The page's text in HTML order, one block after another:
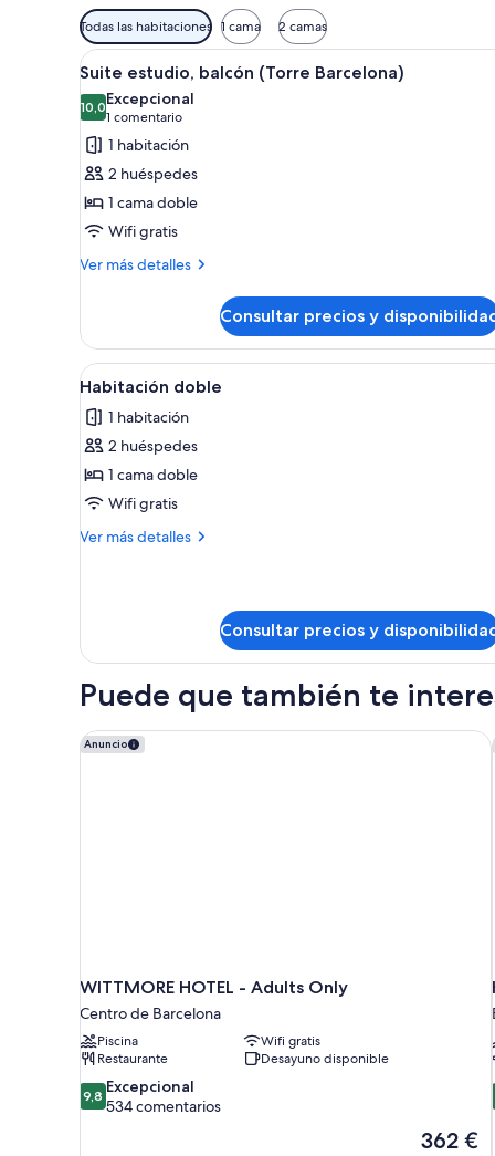
Filtros
disponibles
para
las
habitaciones
Todas las habitaciones 1 cama 2 camas
Abrir
todas
las
fotos
de
Suite
estudio,
balcón
(Torre
Suite estudio, balcón (Torre
5
Suite estudio, balcón (Torre Barcelona)
10,010,0 de 10
Excepcional
1 comentario
(1 comentario)
1 habitación
2 huéspedes
1 cama doble
Wifi gratis
Ver más detalles
Más
estudio,
balcón
(Torre
Consultar precios y
Abrir
todas
las
fotos
de
Habitación
doble
Habitación de hotel con
3
Habitación doble
1 habitación
2 huéspedes
1 cama doble
Wifi gratis
Ver más detalles
Más
Consultar precios y
Puede que también te
Anuncio
WITTMORE HOTEL - Adults Only
Centro de Barcelona
Piscina
Wifi gratis
Restaurante
Desayuno disponible
9.8
sobre
9,8 Excepcional
534 comentarios
El
362 €
WITTMORE HOTEL - Adults Only